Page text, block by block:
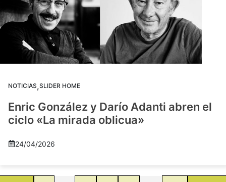
NOTICIAS,SLIDER HOME
Enric González y Darío Adanti abren el
ciclo «La mirada oblicua»
24/04/2026